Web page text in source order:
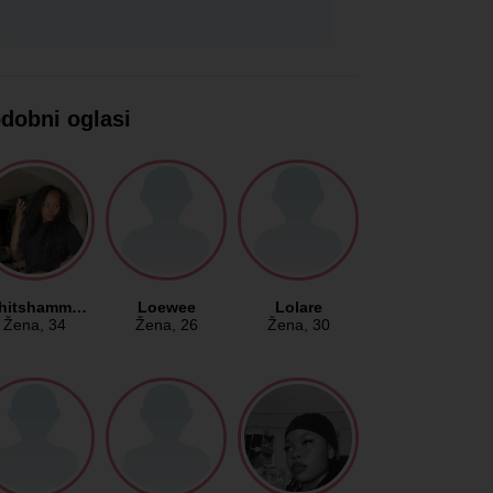
oglasi
Žena, 34
Loewee
Žena, 26
Lolare
Žena, 30